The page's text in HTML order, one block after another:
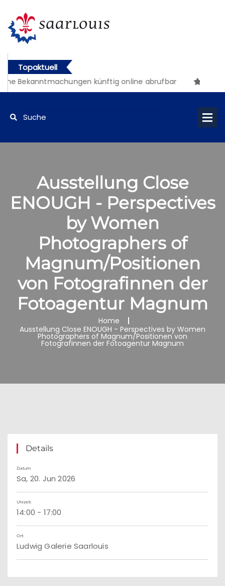
Topaktuell
Bekanntmachungen künftig online abrufbar
Ausstellung Close
ENOUGH - Perspectives
by Women
Photographers of
Magnum/Positionen
von Fotografinnen der
Fotoagentur Magnum
Home
Ausstellung Close ENOUGH - Perspectives by Women
Photographers of Magnum/Positionen von
Fotografinnen der Fotoagentur Magnum
Details
Datum
Sa, 20. Jun 2026
Uhrzeit:
14:00 - 17:00
Ort:
Ludwig Galerie Saarlouis